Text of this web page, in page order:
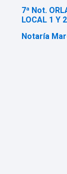
7ª Not.
LOCAL 1 Y
Notaría